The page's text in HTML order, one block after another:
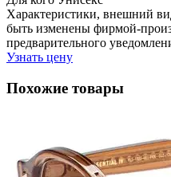
Характеристики, внешний
быть изменены фирмой-
предварительного
Узнать цену
Похожие товары